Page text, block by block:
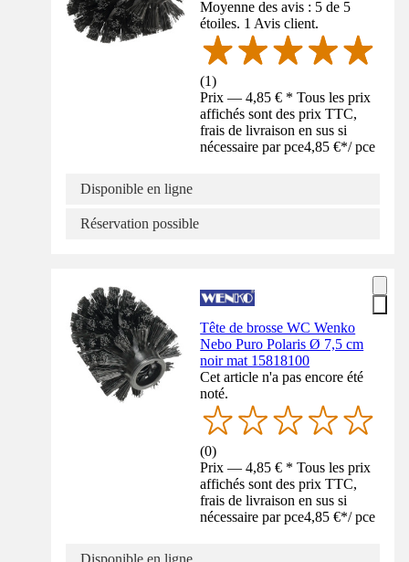
Moyenne des avis : 5 de 5
étoiles. 1 Avis client.
(1)
Prix — 4,85 € * Tous les prix
affichés sont des prix TTC,
frais de livraison en sus si
nécessaire par pce4,85 €*/ pce
Disponible en ligne
Réservation possible
Tête de brosse WC Wenko
Nebo Puro Polaris Ø 7,5 cm
noir mat 15818100
Cet article n'a pas encore été
noté.
(0)
Prix — 4,85 € * Tous les prix
affichés sont des prix TTC,
frais de livraison en sus si
nécessaire par pce4,85 €*/ pce
Disponible en ligne